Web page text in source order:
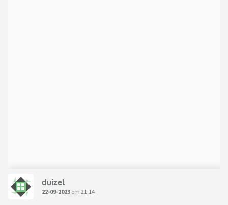
duizel
22-09-2023 om 21:14